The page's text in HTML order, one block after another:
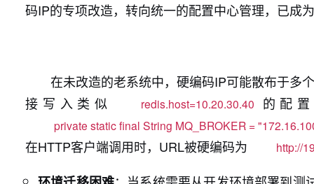
码IP的专项改造，转向统一的配置中心管理，已成
在未改造的老系统中，硬编码IP可能散布于多
接写入类似
redis.host=10.20.30.40 的配
private static final String MQ_BROKER =
在HTTP客户端调用时，URL被硬编码为 http://